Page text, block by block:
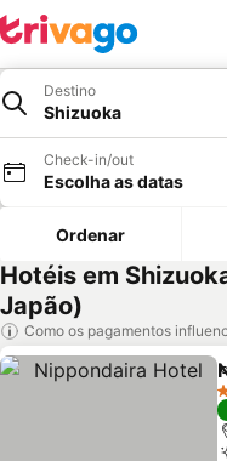
Destino
Shizuoka
Check-in/out
Escolha as datas
Ordenar
Hotéis em
Japão)
Como os pagamentos